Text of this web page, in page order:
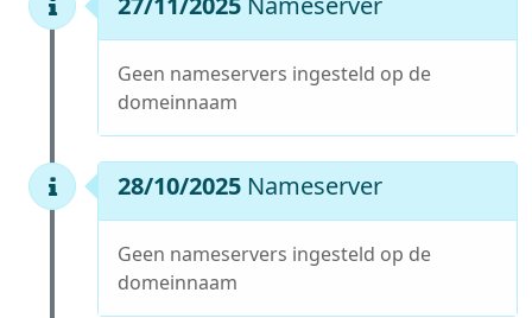
Geen nameservers ingesteld op de
domeinnaam
28/10/2025 Nameserver
Geen nameservers ingesteld op de
domeinnaam